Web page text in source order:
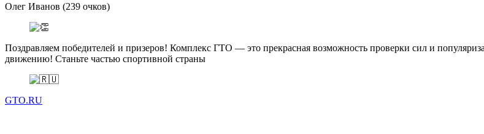
Олег Иванов (239 очков)
Поздравляем победителей и призеров! Комплекс ГТО — это прекрасная возможность проверки сил и
движению! Станьте частью спортивной страны
GTO.RU